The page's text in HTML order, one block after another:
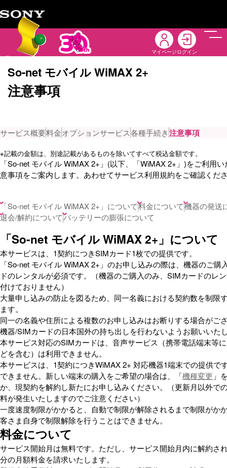
マイページ ログイン
メニ
So-net モバイル WiMAX 2+
注意事項
サービス概要料金オプションサービス各種手続き注意事項
※記載の金額は、別途記載があるものを除いてすべて税込金額です。
「So-net モバイル WiMAX 2+」(以下、「WiMAX 2+」)をご利用
意事項をご案内します。あわせてサービス利用規約をご確認くだ
「So-net モバイル WiMAX 2+」について料金について機器の発送
退会/解約についてバッテリーの膨張について
「So-net モバイル WiMAX 2+」について
本サービスは、1契約につきSIMカード1枚での提供です。
「So-net モバイル WiMAX 2+」のお申し込みの際は、機器のご購
ドのレンタルが必須です。（機器のご購入のみ、SIMカードのレ
付けておりません）
大量申し込みの防止を図るため、同一名義における契約数を制限
ます。
同一の名義や住所による複数のお申し込みはお断りする場合がご
機器/SIMカードの日本国外の持ち出しを行わないようお願いいた
本サービス対応のSIMカードは、音声サービス（携帯電話端末等
どを含む）は利用できません。
本サービスは、1契約につきWiMAX 2+ 対応機器1端末での提供で
できません。新しい端末の購入をご希望の場合は、「機種変更 」
か、現契約を解約し新たにお申し込みください。（更新月以外で
料が発生いたしますのでご注意ください）
一度速度制限がかかると、自動で制限が解除されるまで制限がか
客さま自身で制限解除を行うことはできません。
料金について
サービス開始月は無料です。ただし、サービス開始月内に解約さ
分の月額料金を請求いたします。